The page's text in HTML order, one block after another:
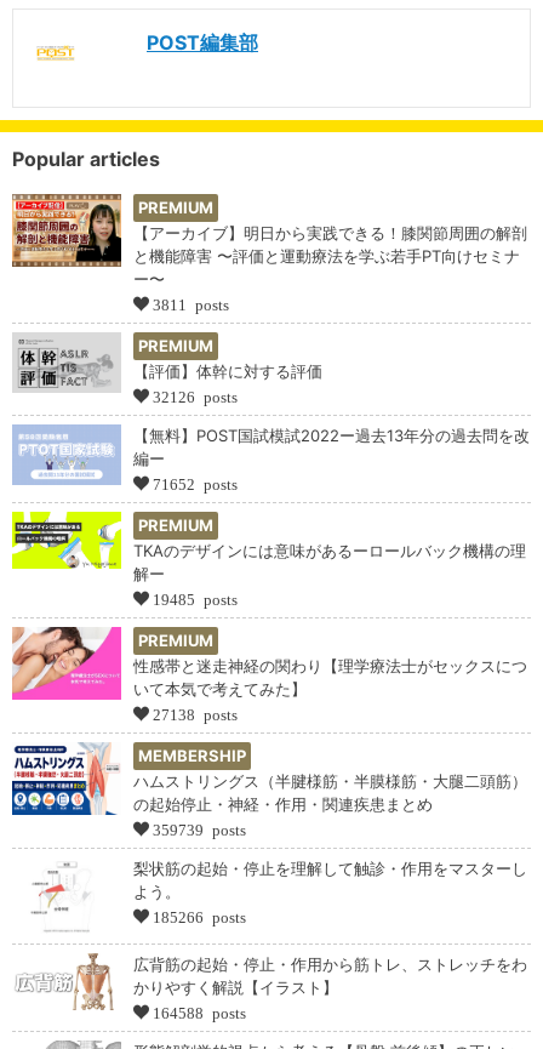
POST編集部
Popular articles
PREMIUM
【アーカイブ】明日から実践できる！膝関節周囲の解剖
と機能障害 〜評価と運動療法を学ぶ若手PT向けセミナ
ー〜
3811 posts
PREMIUM
【評価】体幹に対する評価
32126 posts
【無料】POST国試模試2022ー過去13年分の過去問を改
編ー
71652 posts
PREMIUM
TKAのデザインには意味があるーロールバック機構の理
解ー
19485 posts
PREMIUM
性感帯と迷走神経の関わり【理学療法士がセックスにつ
いて本気で考えてみた】
27138 posts
MEMBERSHIP
ハムストリングス（半腱様筋・半膜様筋・大腿二頭筋）
の起始停止・神経・作用・関連疾患まとめ
359739 posts
梨状筋の起始・停止を理解して触診・作用をマスターし
よう。
185266 posts
広背筋の起始・停止・作用から筋トレ、ストレッチをわ
かりやすく解説【イラスト】
164588 posts